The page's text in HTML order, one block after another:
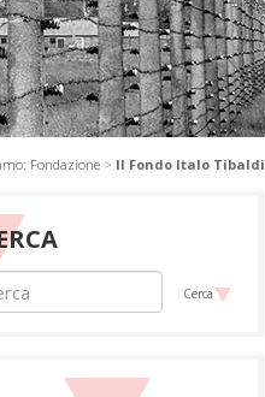
Fondazione > Il Fondo Italo Tibaldi
Cerca